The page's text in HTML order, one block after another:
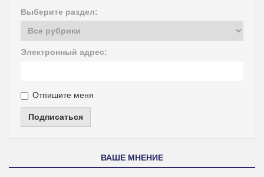
Выберите раздел:
Электронный адрес:
Отпишите меня
Подписаться
ВАШЕ МНЕНИЕ